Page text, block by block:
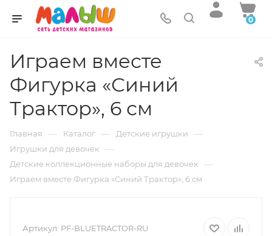
0
Играем вместе
Фигурка «Синий
Трактор», 6 см
Главная — Каталог — Детские игрушки —
Игрушки для девочек —
Детские коллекционные наборы для девочек —
Играем вместе Фигурка «Синий Трактор», 6 см
Артикул: PF-BLUETRACTOR-RU